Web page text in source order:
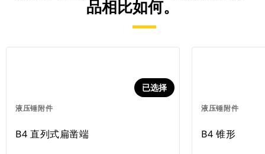
品相比如何。
液压锤附件
已选择
B4 直列式扁凿端
液压锤附件
B4 锥形